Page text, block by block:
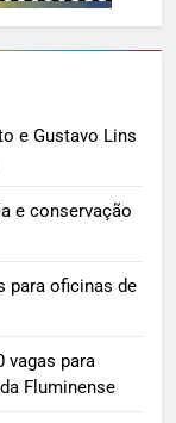
e Gustavo Lins
e conservação
para oficinas de
vagas para
Fluminense